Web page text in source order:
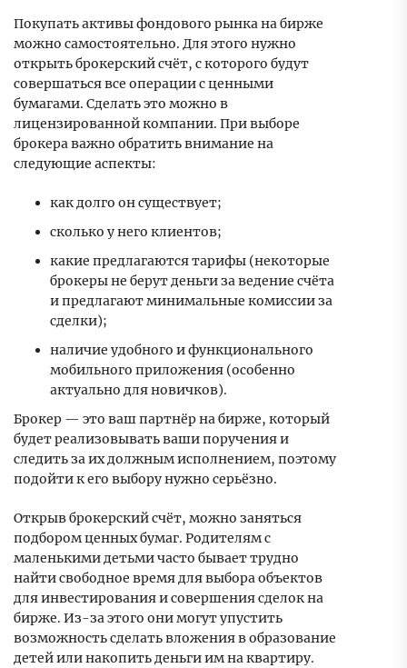
Покупать активы фондового рынка на бирже
можно самостоятельно. Для этого нужно
открыть брокерский счёт, с которого будут
совершаться все операции с ценными
бумагами. Сделать это можно в
лицензированной компании. При выборе
брокера важно обратить внимание на
следующие аспекты:
как долго он существует;
сколько у него клиентов;
какие предлагаются тарифы (некоторые
брокеры не берут деньги за ведение счёта
и предлагают минимальные комиссии за
сделки);
наличие удобного и функционального
мобильного приложения (особенно
актуально для новичков).
Брокер — это ваш партнёр на бирже, который
будет реализовывать ваши поручения и
следить за их должным исполнением, поэтому
подойти к его выбору нужно серьёзно.
Открыв брокерский счёт, можно заняться
подбором ценных бумаг. Родителям с
маленькими детьми часто бывает трудно
найти свободное время для выбора объектов
для инвестирования и совершения сделок на
бирже. Из-за этого они могут упустить
возможность сделать вложения в образование
детей или накопить деньги им на квартиру.